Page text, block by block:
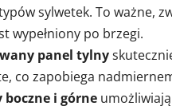
sylwetek. To ważne,
wypełniony po brzegi.
panel tylny
co zapobiega
boczne i górne